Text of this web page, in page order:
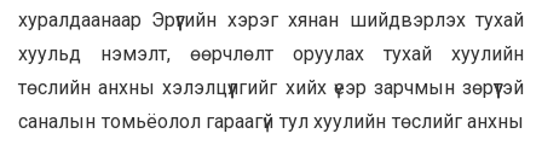
хуралдаанаар Эрүүгийн хэрэг хянан шийдвэрлэх тухай
хуульд нэмэлт, өөрчлөлт оруулах тухай хуулийн
төслийн анхны хэлэлцүүлгийг хийх үеэр зарчмын зөрүүтэй
саналын томьёолол гараагүй тул хуулийн төслийг анхны